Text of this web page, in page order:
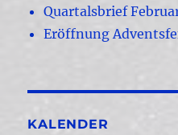
Quartalsbrief
Eröffnung
KALENDER